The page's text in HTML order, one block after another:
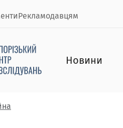
Рекламодавцям
Новини